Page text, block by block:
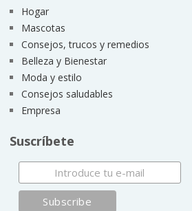
Hogar
Mascotas
Consejos, trucos y remedios
Belleza y Bienestar
Moda y estilo
Consejos saludables
Empresa
Suscríbete